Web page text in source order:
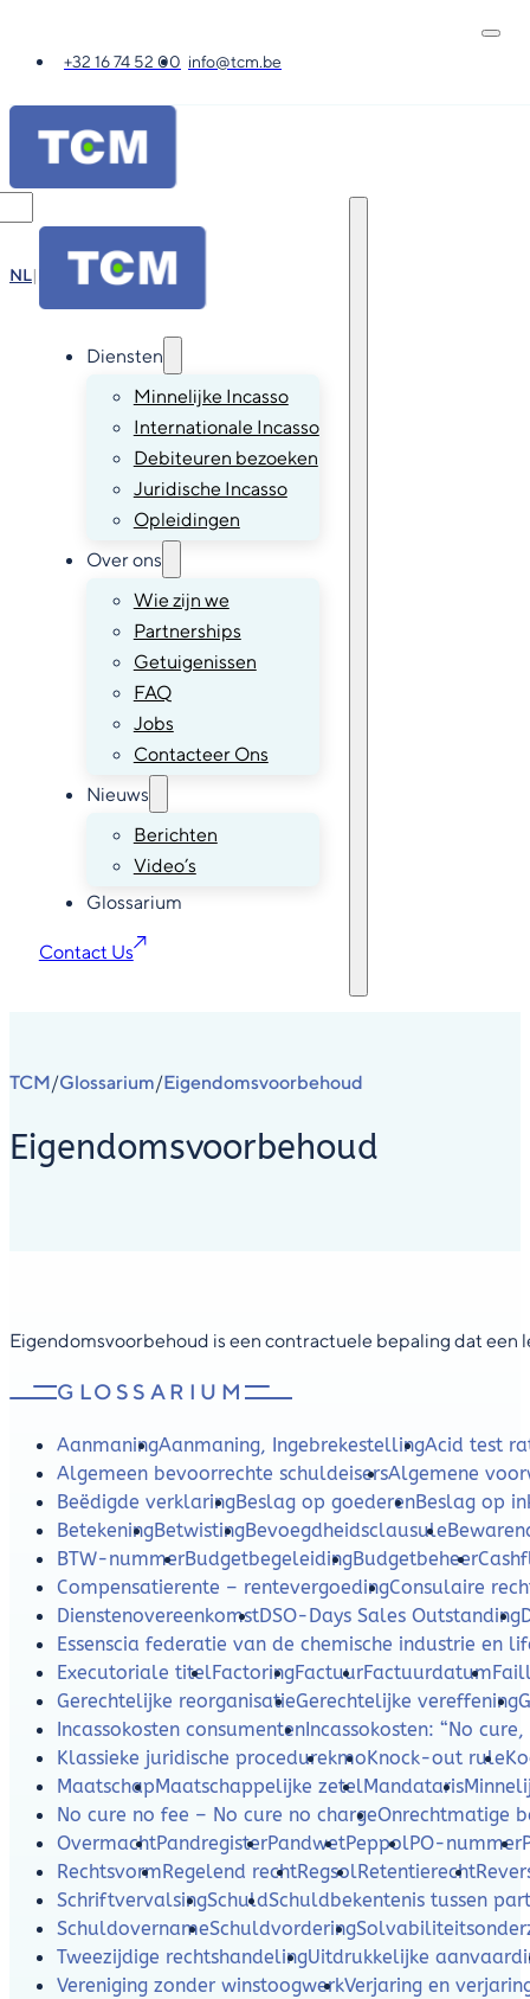
+32 16 74 52 00 info@tcm.be
NL| DE
Diensten
Minnelijke Incasso
Internationale Incasso
Debiteuren bezoeken
Juridische Incasso
Opleidingen
Over ons
Wie zijn we
Partnerships
Getuigenissen
FAQ
Jobs
Contacteer Ons
Nieuws
Berichten
Video’s
Glossarium
Contact Us
TCM/Glossarium/Eigendomsvoorbehoud
Eigendomsvoorbehoud
GLOSSARIUM
AanmaningAanmaning, IngebrekestellingAcid test
Algemeen bevoorrechte schuldeisersAlgemene
Beëdigde verklaringBeslag op goederenBeslag op
BetekeningBetwistingBevoegdheidsclausule
BTW-nummerBudgetbegeleidingBudgetbeheer
Compensatierente – rentevergoedingConsulaire
DienstenovereenkomstDSO-Days Sales Outstanding
Essenscia federatie van de chemische industrie en
Executoriale titelFactoringFactuurFactuurdatum
Gerechtelijke reorganisatieGerechtelijke vereffening
Incassokosten consumenten Incassokosten: “No
Klassieke juridische procedurekmo Knock-out rule
Maatschap Maatschappelijke zetelMandataris
No cure no fee – No cure no chargeOnrechtmatige
OvermachtPandregisterPandwetPeppolPO-nummer
Rechtsvorm Regelend rechtRegsolRetentierecht
SchriftvervalsingSchuldSchuldbekentenis tussen
SchuldovernameSchuldvordering
Tweezijdige rechtshandelingUitdrukkelijke
Vereniging zonder winstoogwerkVerjaring en
Eigendomsvoorbehoud is een contractuele bepaling dat